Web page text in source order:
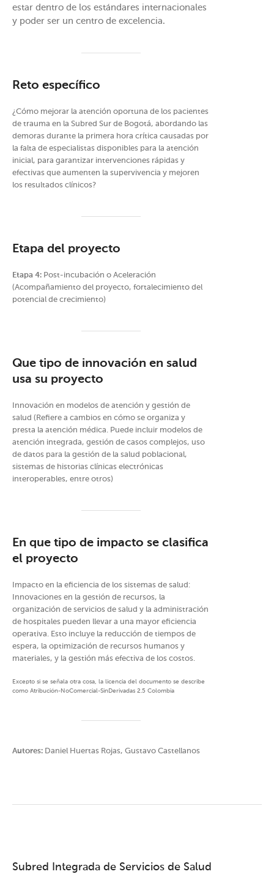
estar dentro de los estándares internacionales
y poder ser un centro de excelencia.
Reto específico
¿Cómo mejorar la atención oportuna de los pacientes
de trauma en la Subred Sur de Bogotá, abordando las
demoras durante la primera hora crítica causadas por
la falta de especialistas disponibles para la atención
inicial, para garantizar intervenciones rápidas y
efectivas que aumenten la supervivencia y mejoren
los resultados clínicos?
Etapa del proyecto
Etapa 4: Post-incubación o Aceleración
(Acompañamiento del proyecto, fortalecimiento del
potencial de crecimiento)
Que tipo de innovación en salud
usa su proyecto
Innovación en modelos de atención y gestión de
salud (Refiere a cambios en cómo se organiza y
presta la atención médica. Puede incluir modelos de
atención integrada, gestión de casos complejos, uso
de datos para la gestión de la salud poblacional,
sistemas de historias clínicas electrónicas
interoperables, entre otros)
En que tipo de impacto se clasifica
el proyecto
Impacto en la eficiencia de los sistemas de salud:
Innovaciones en la gestión de recursos, la
organización de servicios de salud y la administración
de hospitales pueden llevar a una mayor eficiencia
operativa. Esto incluye la reducción de tiempos de
espera, la optimización de recursos humanos y
materiales, y la gestión más efectiva de los costos.
Excepto si se señala otra cosa, la licencia del documento se describe
como Atribución-NoComercial-SinDerivadas 2.5 Colombia
Autores: Daniel Huertas Rojas, Gustavo Castellanos
Subred Integrada de Servicios de Salud